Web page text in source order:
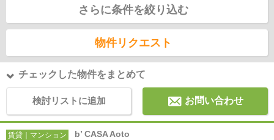
さらに条件を絞り込む
物件リクエスト
チェックした物件をまとめて
検討リストに追加 お問い合わせ
賃貸｜マンション b’ CASA Aoto